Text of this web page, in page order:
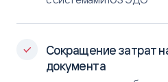
Сокращение затрат
документа